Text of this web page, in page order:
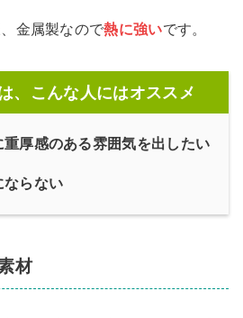
金属製なので熱に強いです。
、こんな人にはオススメ
重厚感のある雰囲気を出したい
ならない
材